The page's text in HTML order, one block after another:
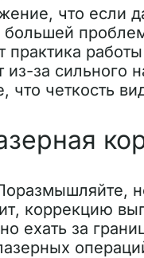
что если
большей
практика
из-за сильного
что четкость
коррекцию
ехать за